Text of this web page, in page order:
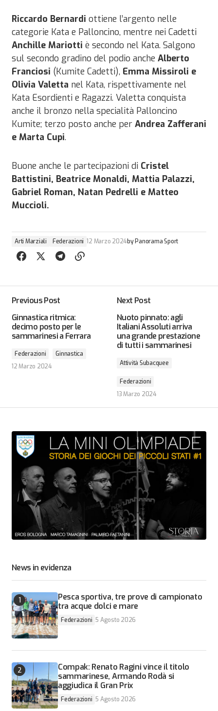
Riccardo Bernardi ottiene l’argento nelle
categorie Kata e Palloncino, mentre nei Cadetti
Anchille Mariotti è secondo nel Kata. Salgono
sul secondo gradino del podio anche Alberto
Franciosi (Kumite Cadetti), Emma Missiroli e
Olivia Valetta nel Kata, rispettivamente nel
Kata Esordienti e Ragazzi. Valetta conquista
anche il bronzo nella specialità Palloncino
Kumite; terzo posto anche per Andrea Zafferani
e Marta Cupi.
Buone anche le partecipazioni di Cristel
Battistini, Beatrice Monaldi, Mattia Palazzi,
Gabriel Roman, Natan Pedrelli e Matteo
Muccioli.
Arti Marziali Federazioni 12 Marzo 2024byPanorama Sport
Previous Post
Ginnastica ritmica:
decimo posto per le
sammarinesi a Ferrara
Federazioni
Ginnastica
12 Marzo 2024
Next Post
Nuoto pinnato: agli
Italiani Assoluti arriva
una grande prestazione
di tutti i sammarinesi
Attività Subacquee
Federazioni
13 Marzo 2024
News in evidenza
Pesca sportiva, tre prove di campionato
tra acque dolci e mare
Federazioni 5 Agosto 2026
Compak: Renato Ragini vince il titolo
sammarinese, Armando Rodà si
aggiudica il Gran Prix
Federazioni 5 Agosto 2026